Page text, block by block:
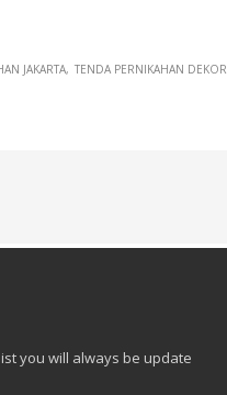
JAKARTA TENDA PERNIKAHAN DEKOR
you will always be update